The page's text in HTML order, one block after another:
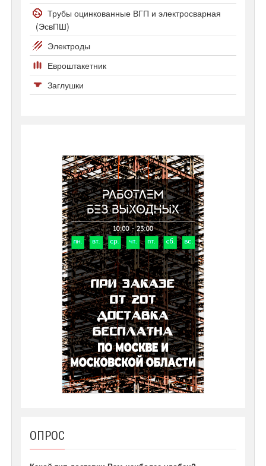
Трубы оцинкованные ВГП и электросварная
(ЭсвПШ)
Электроды
Евроштакетник
Заглушки
ОПРОС